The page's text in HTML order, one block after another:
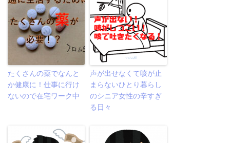
たくさんの薬でなんと
か健康に！仕事に行け
ないので在宅ワーク中
声が出せなくて咳が止
まらないひとり暮らし
のシニア女性の辛すぎ
る日々